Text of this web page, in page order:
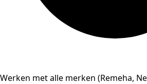
Werken met alle merken (Remeha,